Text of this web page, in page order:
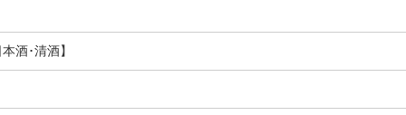
酒･清酒】